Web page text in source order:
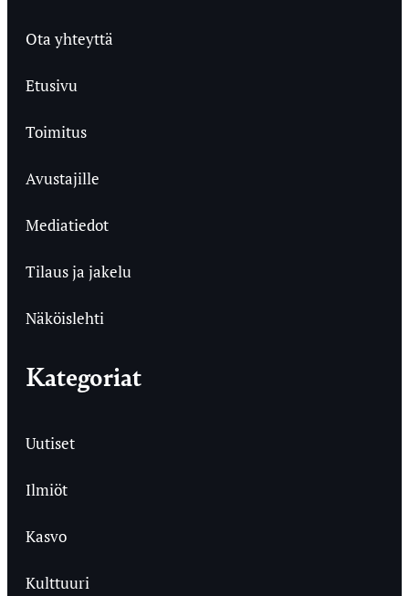
Ota yhteyttä
Etusivu
Toimitus
Avustajille
Mediatiedot
Tilaus ja jakelu
Näköislehti
Kategoriat
Uutiset
Ilmiöt
Kasvo
Kulttuuri